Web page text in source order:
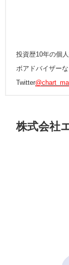
投資歴10年の個
ボアドバイザー
Twitter
株式会社